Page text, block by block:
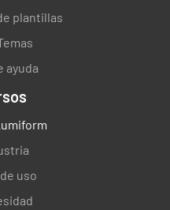
plantillas
ayuda
uso